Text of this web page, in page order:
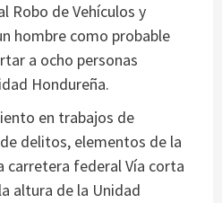
Robo de Vehículos y
hombre como probable
a ocho personas
Hondureña.
en trabajos de
delitos, elementos de la
carretera federal Vía corta
altura de la Unidad